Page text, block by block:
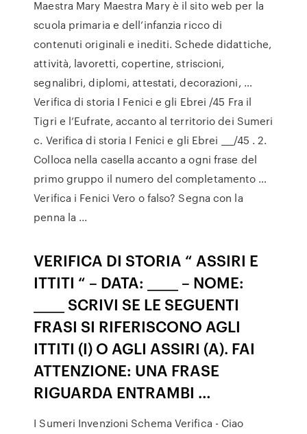
Maestra Mary Maestra Mary è il sito web per la
scuola primaria e dell’infanzia ricco di
contenuti originali e inediti. Schede didattiche,
attività, lavoretti, copertine, striscioni,
segnalibri, diplomi, attestati, decorazioni, …
Verifica di storia I Fenici e gli Ebrei /45 Fra il
Tigri e l’Eufrate, accanto al territorio dei Sumeri
c. Verifica di storia I Fenici e gli Ebrei ___/45 . 2.
Colloca nella casella accanto a ogni frase del
primo gruppo il numero del completamento …
Verifica i Fenici Vero o falso? Segna con la
penna la ...
VERIFICA DI STORIA “ ASSIRI E
ITTITI “ – DATA: _____ – NOME:
_____ SCRIVI SE LE SEGUENTI
FRASI SI RIFERISCONO AGLI
ITTITI (I) O AGLI ASSIRI (A). FAI
ATTENZIONE: UNA FRASE
RIGUARDA ENTRAMBI …
I Sumeri Invenzioni Schema Verifica - Ciao